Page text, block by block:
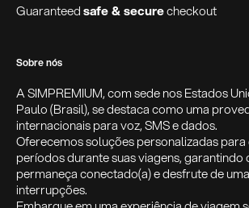
Guaranteedsafe & securecheckout
Sobre nós
A SIMPREMIUM, com sede nos Estados
Paulo (Brasil), se destaca como uma
internacionais para voz, SMS e dados.
Oferecemos soluções personalizadas
períodos durante suas viagens, garantindo
permaneça conectado(a) e desfrute de
interrupções.